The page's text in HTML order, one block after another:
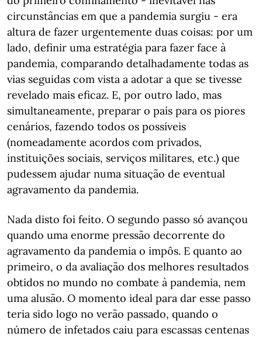
circunstâncias em que a pandemia surgiu - era
altura de fazer urgentemente duas coisas: por um
lado, definir uma estratégia para fazer face à
pandemia, comparando detalhadamente todas as
vias seguidas com vista a adotar a que se tivesse
revelado mais eficaz. E, por outro lado, mas
simultaneamente, preparar o país para os piores
cenários, fazendo todos os possíveis
(nomeadamente acordos com privados,
instituições sociais, serviços militares, etc.) que
pudessem ajudar numa situação de eventual
agravamento da pandemia.
Nada disto foi feito. O segundo passo só avançou
quando uma enorme pressão decorrente do
agravamento da pandemia o impôs. E quanto ao
primeiro, o da avaliação dos melhores resultados
obtidos no mundo no combate à pandemia, nem
uma alusão. O momento ideal para dar esse passo
teria sido logo no verão passado, quando o
número de infetados caiu para escassas centenas